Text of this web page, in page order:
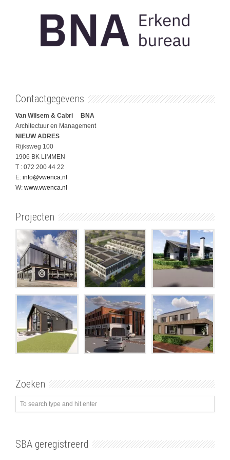
Contactgegevens
Van Wilsem & Cabri BNA
Architectuur en Management
NIEUW ADRES
Rijksweg 100
1906 BK LIMMEN
T : 072 200 44 22
E: info@vwenca.nl
W: www.vwenca.nl
Projecten
Zoeken
SBA geregistreerd